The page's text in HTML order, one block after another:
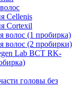
Cellenis
Cortexil
волос (1 пробирка)
волос (2 пробирки)
Lab BCT RK-
головы без